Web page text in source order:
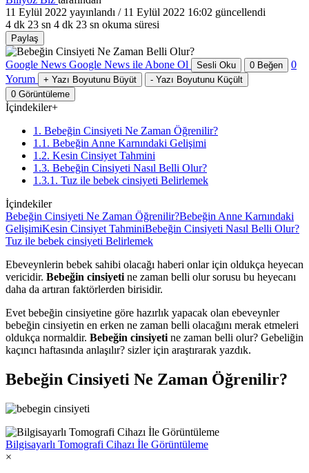
11 Eylül 2022 yayınlandı / 11 Eylül 2022 16:02 güncellendi
4 dk 23 sn 4 dk 23 sn okuma süresi
Paylaş
Google News Google News ile Abone Ol Sesli Oku 0 Beğen
0
Yorum
+ Yazı Boyutunu Büyüt - Yazı Boyutunu Küçült
0 Görüntüleme
İçindekiler+
1. Bebeğin Cinsiyeti Ne Zaman Öğrenilir?
1.1. Bebeğin Anne Karnındaki Gelişimi
1.2. Kesin Cinsiyet Tahmini
1.3. Bebeğin Cinsiyeti Nasıl Belli Olur?
1.3.1. Tuz ile bebek cinsiyeti Belirlemek
İçindekiler
Bebeğin Cinsiyeti Ne Zaman Öğrenilir?Bebeğin Anne Karnındaki
GelişimiKesin Cinsiyet TahminiBebeğin Cinsiyeti Nasıl Belli Olur?
Tuz ile bebek cinsiyeti Belirlemek
Ebeveynlerin bebek sahibi olacağı haberi onlar için oldukça heyecan
vericidir. Bebeğin cinsiyeti ne zaman belli olur sorusu bu heyecanı
daha da artıran faktörlerden birisidir.
Evet bebeğin cinsiyetine göre hazırlık yapacak olan ebeveynler
bebeğin cinsiyetin en erken ne zaman belli olacağını merak etmeleri
oldukça normaldir. Bebeğin cinsiyeti ne zaman belli olur? Gebeliğin
kaçıncı haftasında anlaşılır? sizler için araştırarak yazdık.
Bebeğin Cinsiyeti Ne Zaman Öğrenilir?
Bilgisayarlı Tomografi Cihazı İle Görüntüleme
×